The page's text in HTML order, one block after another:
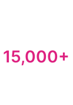
15,000+